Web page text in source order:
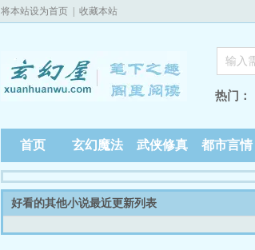
将本站设为首页 收藏本站
热门：
首页 玄幻魔法 武侠修真 都市言情
好看的其他小说最近更新列表